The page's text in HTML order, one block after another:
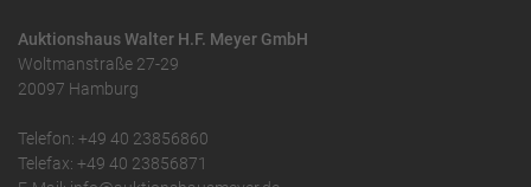
Auktionshaus Walter H.F. Meyer GmbH
Woltmanstraße 27-29
20097 Hamburg
Telefon: +49 40 23856860
Telefax: +49 40 23856871